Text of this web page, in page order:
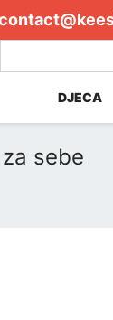
DJECA
sebe